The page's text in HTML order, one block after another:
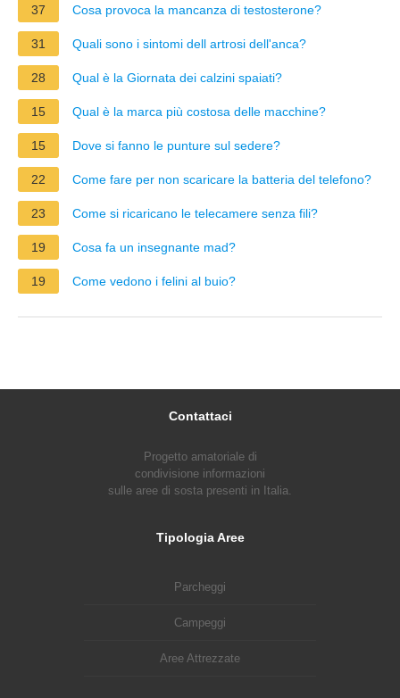
37 Cosa provoca la mancanza di testosterone?
31 Quali sono i sintomi dell artrosi dell'anca?
28 Qual è la Giornata dei calzini spaiati?
15 Qual è la marca più costosa delle macchine?
15 Dove si fanno le punture sul sedere?
22 Come fare per non scaricare la batteria del telefono?
23 Come si ricaricano le telecamere senza fili?
19 Cosa fa un insegnante mad?
19 Come vedono i felini al buio?
Contattaci
Progetto amatoriale di
condivisione informazioni
sulle aree di sosta presenti in Italia.
Tipologia Aree
Parcheggi
Campeggi
Aree Attrezzate